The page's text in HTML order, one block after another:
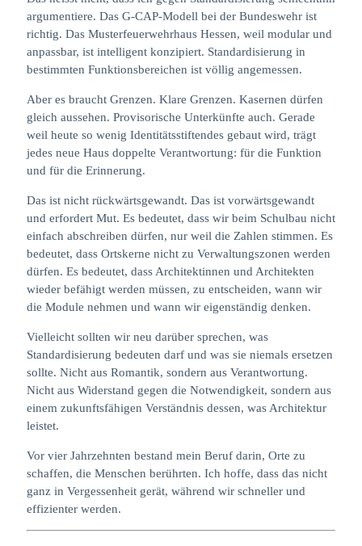
argumentiere. Das G-CAP-Modell bei der Bundeswehr ist
richtig. Das Musterfeuerwehrhaus Hessen, weil modular und
anpassbar, ist intelligent konzipiert. Standardisierung in
bestimmten Funktionsbereichen ist völlig angemessen.
Aber es braucht Grenzen. Klare Grenzen. Kasernen dürfen
gleich aussehen. Provisorische Unterkünfte auch. Gerade
weil heute so wenig Identitätsstiftendes gebaut wird, trägt
jedes neue Haus doppelte Verantwortung: für die Funktion
und für die Erinnerung.
Das ist nicht rückwärtsgewandt. Das ist vorwärtsgewandt
und erfordert Mut. Es bedeutet, dass wir beim Schulbau nicht
einfach abschreiben dürfen, nur weil die Zahlen stimmen. Es
bedeutet, dass Ortskerne nicht zu Verwaltungszonen werden
dürfen. Es bedeutet, dass Architektinnen und Architekten
wieder befähigt werden müssen, zu entscheiden, wann wir
die Module nehmen und wann wir eigenständig denken.
Vielleicht sollten wir neu darüber sprechen, was
Standardisierung bedeuten darf und was sie niemals ersetzen
sollte. Nicht aus Romantik, sondern aus Verantwortung.
Nicht aus Widerstand gegen die Notwendigkeit, sondern aus
einem zukunftsfähigen Verständnis dessen, was Architektur
leistet.
Vor vier Jahrzehnten bestand mein Beruf darin, Orte zu
schaffen, die Menschen berührten. Ich hoffe, dass das nicht
ganz in Vergessenheit gerät, während wir schneller und
effizienter werden.